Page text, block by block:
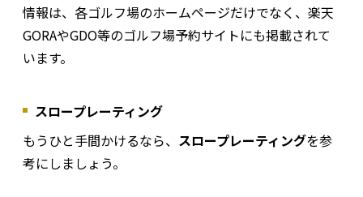
情報は、各ゴルフ場のホームページだけでなく、楽天
GORAやGDO等のゴルフ場予約サイトにも掲載されて
います。
スロープレーティング
もうひと手間かけるなら、 スロープレーティングを参
考にしましょう。